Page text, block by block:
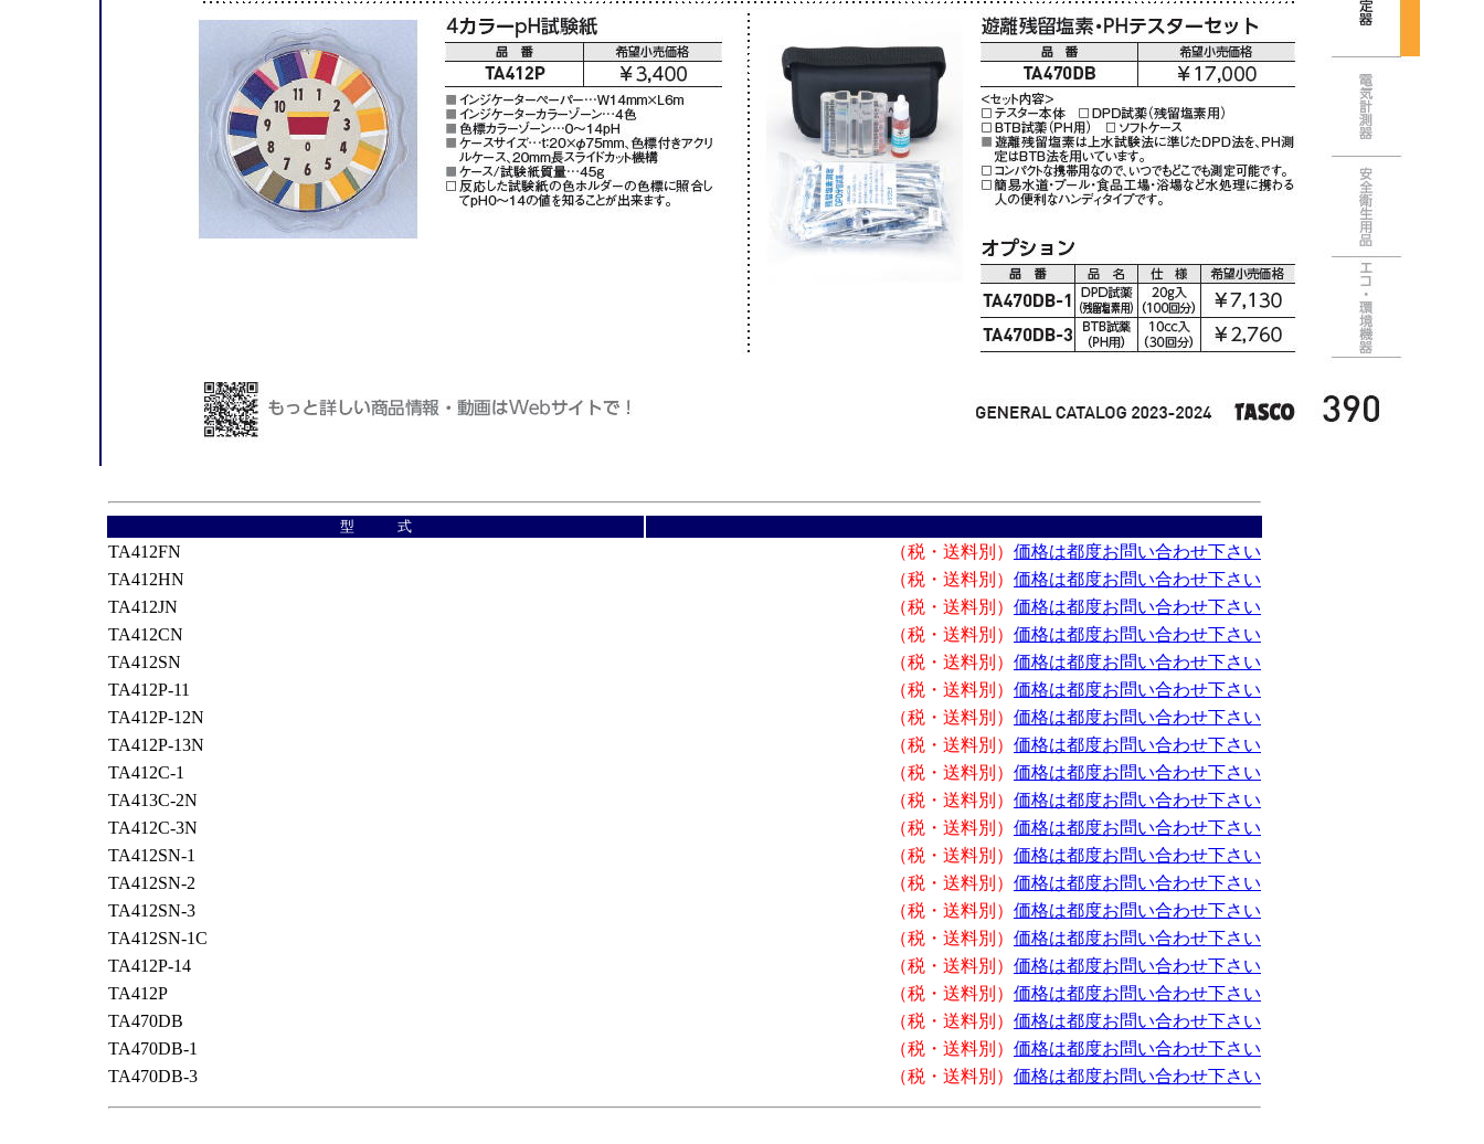
型 式
TA412FN （税・送料別） 価格は都度お問い合わせ下さい
TA412HN
（税・送料別） 価格は都度お問い合わせ下さい
TA412JN
（税・送料別） 価格は都度お問い合わせ下さい
TA412CN
（税・送料別） 価格は都度お問い合わせ下さい
TA412SN
（税・送料別） 価格は都度お問い合わせ下さい
TA412P-11
（税・送料別） 価格は都度お問い合わせ下さい
TA412P-12N
（税・送料別） 価格は都度お問い合わせ下さい
TA412P-13N
（税・送料別） 価格は都度お問い合わせ下さい
TA412C-1
（税・送料別） 価格は都度お問い合わせ下さい
TA413C-2N
（税・送料別） 価格は都度お問い合わせ下さい
TA412C-3N
（税・送料別） 価格は都度お問い合わせ下さい
TA412SN-1
（税・送料別） 価格は都度お問い合わせ下さい
TA412SN-2
（税・送料別） 価格は都度お問い合わせ下さい
TA412SN-3
（税・送料別） 価格は都度お問い合わせ下さい
TA412SN-1C
（税・送料別） 価格は都度お問い合わせ下さい
TA412P-14
（税・送料別） 価格は都度お問い合わせ下さい
TA412P
（税・送料別） 価格は都度お問い合わせ下さい
TA470DB
（税・送料別） 価格は都度お問い合わせ下さい
TA470DB-1
（税・送料別） 価格は都度お問い合わせ下さい
TA470DB-3
（税・送料別） 価格は都度お問い合わせ下さい